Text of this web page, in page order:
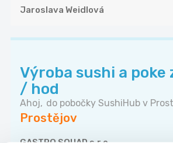
Jaroslava Weidlová
Výroba sushi a poke
/ hod
Ahoj, do pobočky SushiHub v
Prostějov